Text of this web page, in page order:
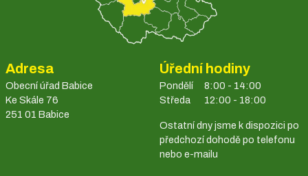
Adresa
Obecní úřad Babice
Ke Skále 76
251 01 Babice
Úřední hodiny
Pondělí
Středa
8:00 - 14:00
12:00 - 18:00
Ostatní dny jsme k dispozici po
předchozí dohodě po telefonu
nebo e-mailu